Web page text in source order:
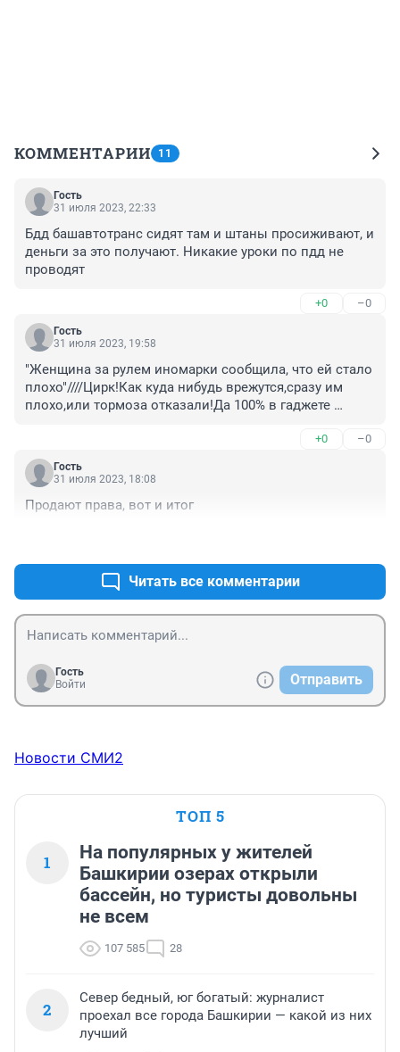
КОММЕНТАРИИ 11
Гость
31 июля 2023, 22:33
Бдд башавтотранс сидят там и штаны просиживают, и
деньги за это получают. Никакие уроки по пдд не
проводят
+0 –0
Гость
31 июля 2023, 19:58
"Женщина за рулем иномарки сообщила, что ей стало
плохо"////Цирк!Как куда нибудь врежутся,сразу им
плохо,или тормоза отказали!Да 100% в гаджете
+0 –0
Гость
31 июля 2023, 18:08
Продают права, вот и итог
Читать все комментарии
Гость
Войти
Отправить
Новости СМИ2
ТОП 5
1
На популярных у жителей
Башкирии озерах открыли
бассейн, но туристы довольны
не всем
107 585 28
2
Север бедный, юг богатый: журналист
проехал все города Башкирии — какой из них
лучший